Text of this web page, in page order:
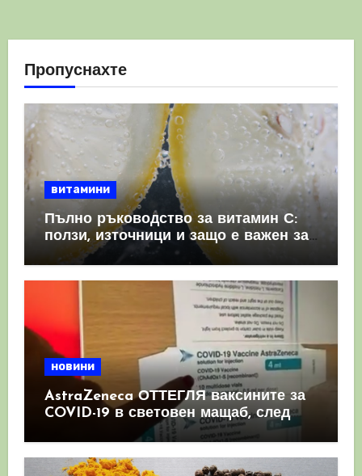
Пропуснахте
витамини
Пълно ръководство за витамин С:
ползи, източници и защо е важен за
имунната система
новини
AstraZeneca ОТТЕГЛЯ ваксините за
COVID-19 в световен мащаб, след
като призна, че те причиняват
КРЪВНИ съсиреци